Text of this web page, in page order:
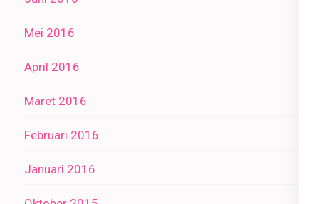
Mei 2016
April 2016
Maret 2016
Februari 2016
Januari 2016